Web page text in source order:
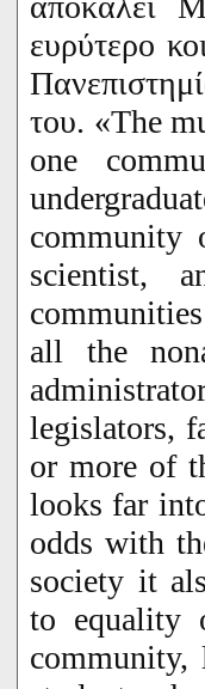
ευρύτερο
του. «The
one
community
scientist,
all the
legislators,
or more of
looks far
odds with
society it
to equality
community,